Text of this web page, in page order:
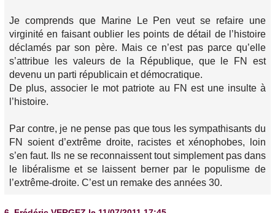
Je comprends que Marine Le Pen veut se refaire une
virginité en faisant oublier les points de détail de l’histoire
déclamés par son père. Mais ce n’est pas parce qu’elle
s’attribue les valeurs de la République, que le FN est
devenu un parti républicain et démocratique.
De plus, associer le mot patriote au FN est une insulte à
l’histoire.
Par contre, je ne pense pas que tous les sympathisants du
FN soient d’extrême droite, racistes et xénophobes, loin
s’en faut. Ils ne se reconnaissent tout simplement pas dans
le libéralisme et se laissent berner par le populisme de
l’extrême-droite. C’est un remake des années 30.